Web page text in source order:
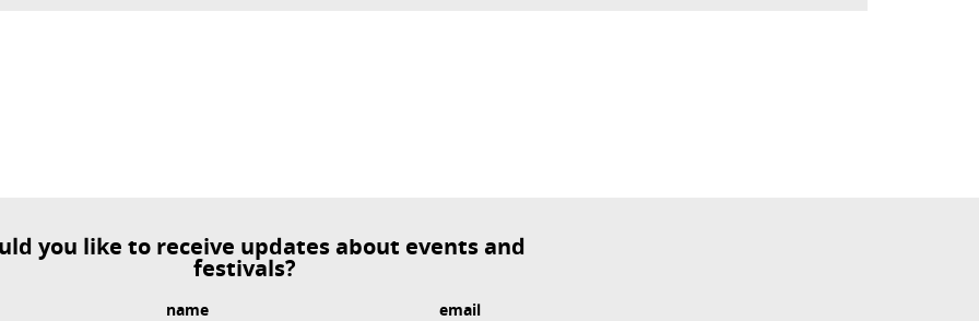
festivals?
name email